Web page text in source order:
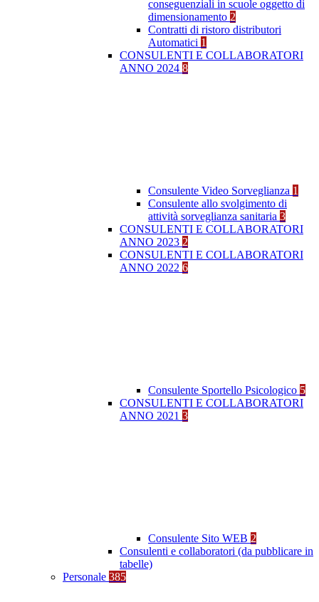
conseguenziali in scuole oggetto di
dimensionamento 2
Contratti di ristoro distributori
Automatici 1
CONSULENTI E COLLABORATORI
ANNO 2024 8
Consulente Video Sorveglianza 1
Consulente allo svolgimento di
attività sorveglianza sanitaria 3
CONSULENTI E COLLABORATORI
ANNO 2023 2
CONSULENTI E COLLABORATORI
ANNO 2022 6
Consulente Sportello Psicologico 5
CONSULENTI E COLLABORATORI
ANNO 2021 3
Consulente Sito WEB 2
Consulenti e collaboratori (da pubblicare in
tabelle)
Personale 385